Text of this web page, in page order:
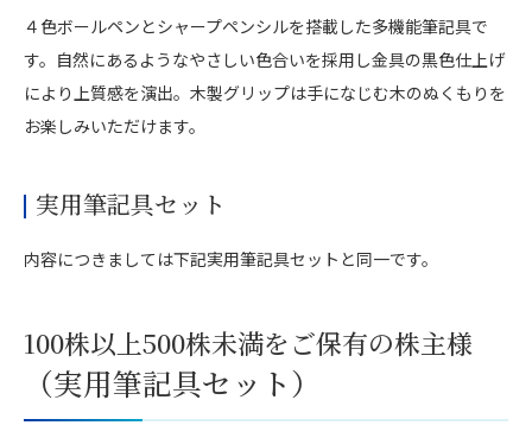
４色ボールペンとシャープペンシルを搭載した多機能筆記具で
す。自然にあるようなやさしい色合いを採用し金具の黒色仕上げ
により上質感を演出。木製グリップは手になじむ木のぬくもりを
お楽しみいただけます。
実用筆記具セット
内容につきましては下記実用筆記具セットと同一です。
100株以上500株未満をご保有の株主様
（実用筆記具セット）